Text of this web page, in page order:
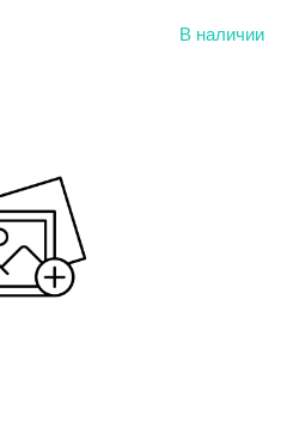
В наличии